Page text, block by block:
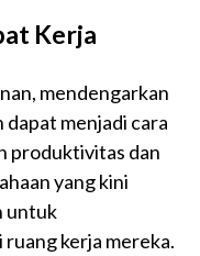
Kerja
mendengarkan
dapat menjadi cara
produktivitas dan
yang kini
untuk
kerja mereka.